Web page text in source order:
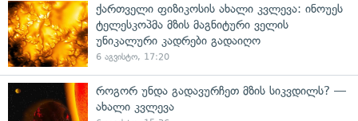
ქართველი ფიზიკოსის ახალი კვლევა: ინოუეს
ტელესკოპმა მზის მაგნიტური ველის
უნიკალური კადრები გადაიღო
6 აგვისტო, 17:20
როგორ უნდა გადავურჩეთ მზის სიკვდილს? —
ახალი კვლევა